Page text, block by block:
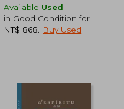
Available Used
in Good Condition for
NT$ 868
Buy Used